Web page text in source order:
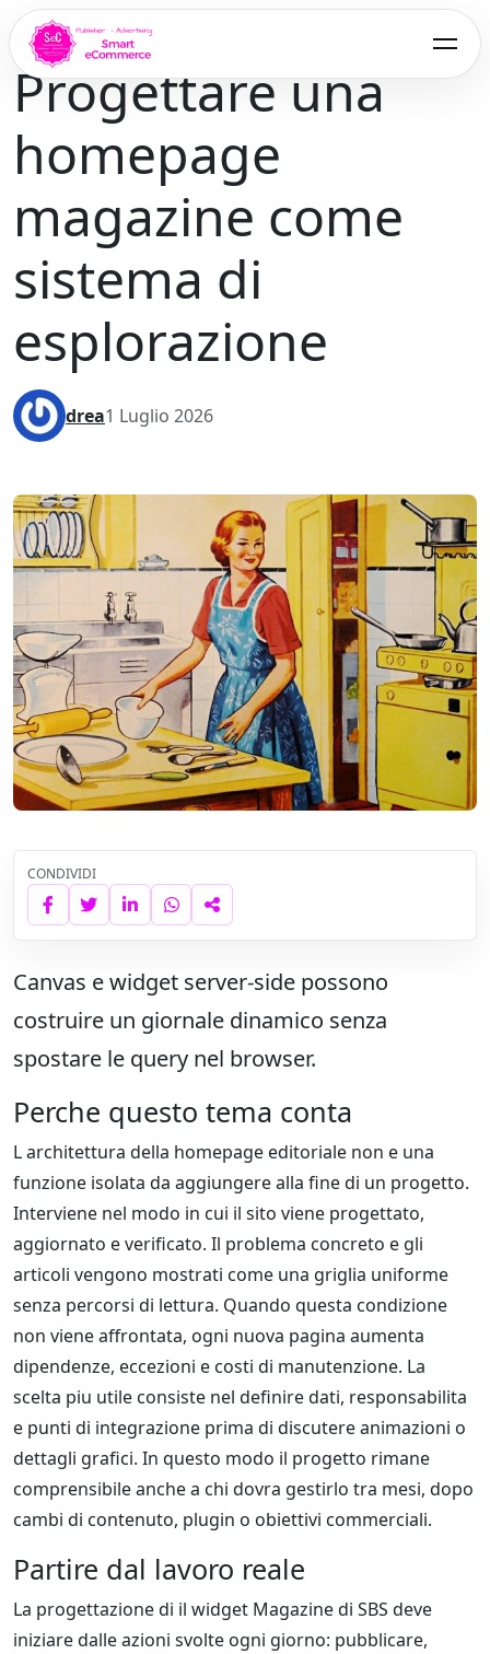
Vai al contenuto principale
Apri
SENZA CATEGORIA
Progettare una
homepage
magazine come
sistema di
esplorazione
drea1 Luglio 2026
CONDIVIDI
Canvas e widget server-side possono
costruire un giornale dinamico senza
spostare le query nel browser.
Perche questo tema conta
L architettura della homepage editoriale non e una
funzione isolata da aggiungere alla fine di un progetto.
Interviene nel modo in cui il sito viene progettato,
aggiornato e verificato. Il problema concreto e gli
articoli vengono mostrati come una griglia uniforme
senza percorsi di lettura. Quando questa condizione
non viene affrontata, ogni nuova pagina aumenta
dipendenze, eccezioni e costi di manutenzione. La
scelta piu utile consiste nel definire dati, responsabilita
e punti di integrazione prima di discutere animazioni o
dettagli grafici. In questo modo il progetto rimane
comprensibile anche a chi dovra gestirlo tra mesi, dopo
cambi di contenuto, plugin o obiettivi commerciali.
Partire dal lavoro reale
La progettazione di il widget Magazine di SBS deve
iniziare dalle azioni svolte ogni giorno: pubblicare,